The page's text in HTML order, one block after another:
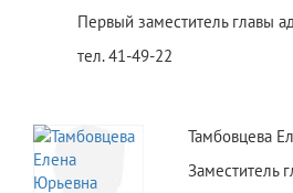
Первый заместитель главы
тел. 41-49-22
Тамбовцева
Заместитель